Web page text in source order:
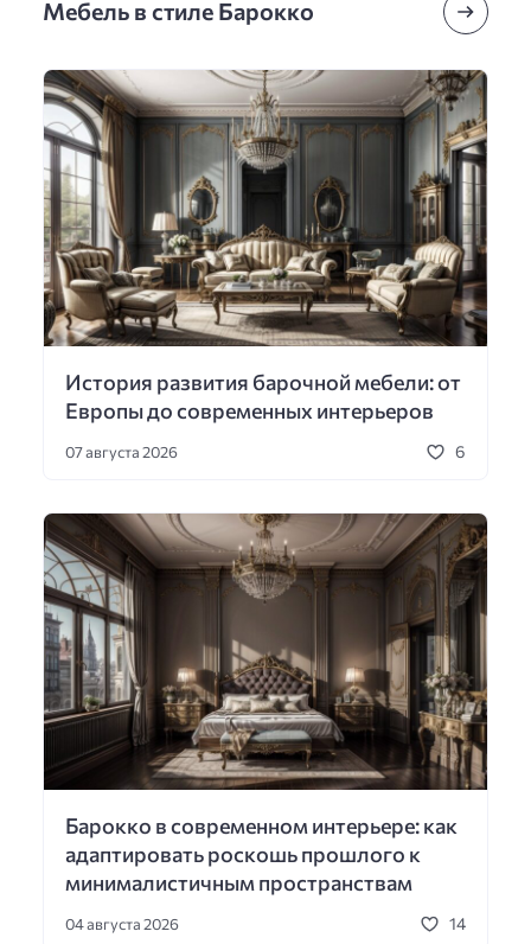
Мебель в стиле Барокко
История развития барочной мебели: от
Европы до современных интерьеров
07 августа 2026 6
Барокко в современном интерьере: как
адаптировать роскошь прошлого к
минималистичным пространствам
04 августа 2026 14